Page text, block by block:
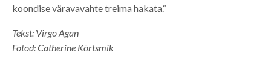
koondise väravavahte treima hakata.“
Tekst: Virgo Agan
Fotod: Catherine Kõrtsmik